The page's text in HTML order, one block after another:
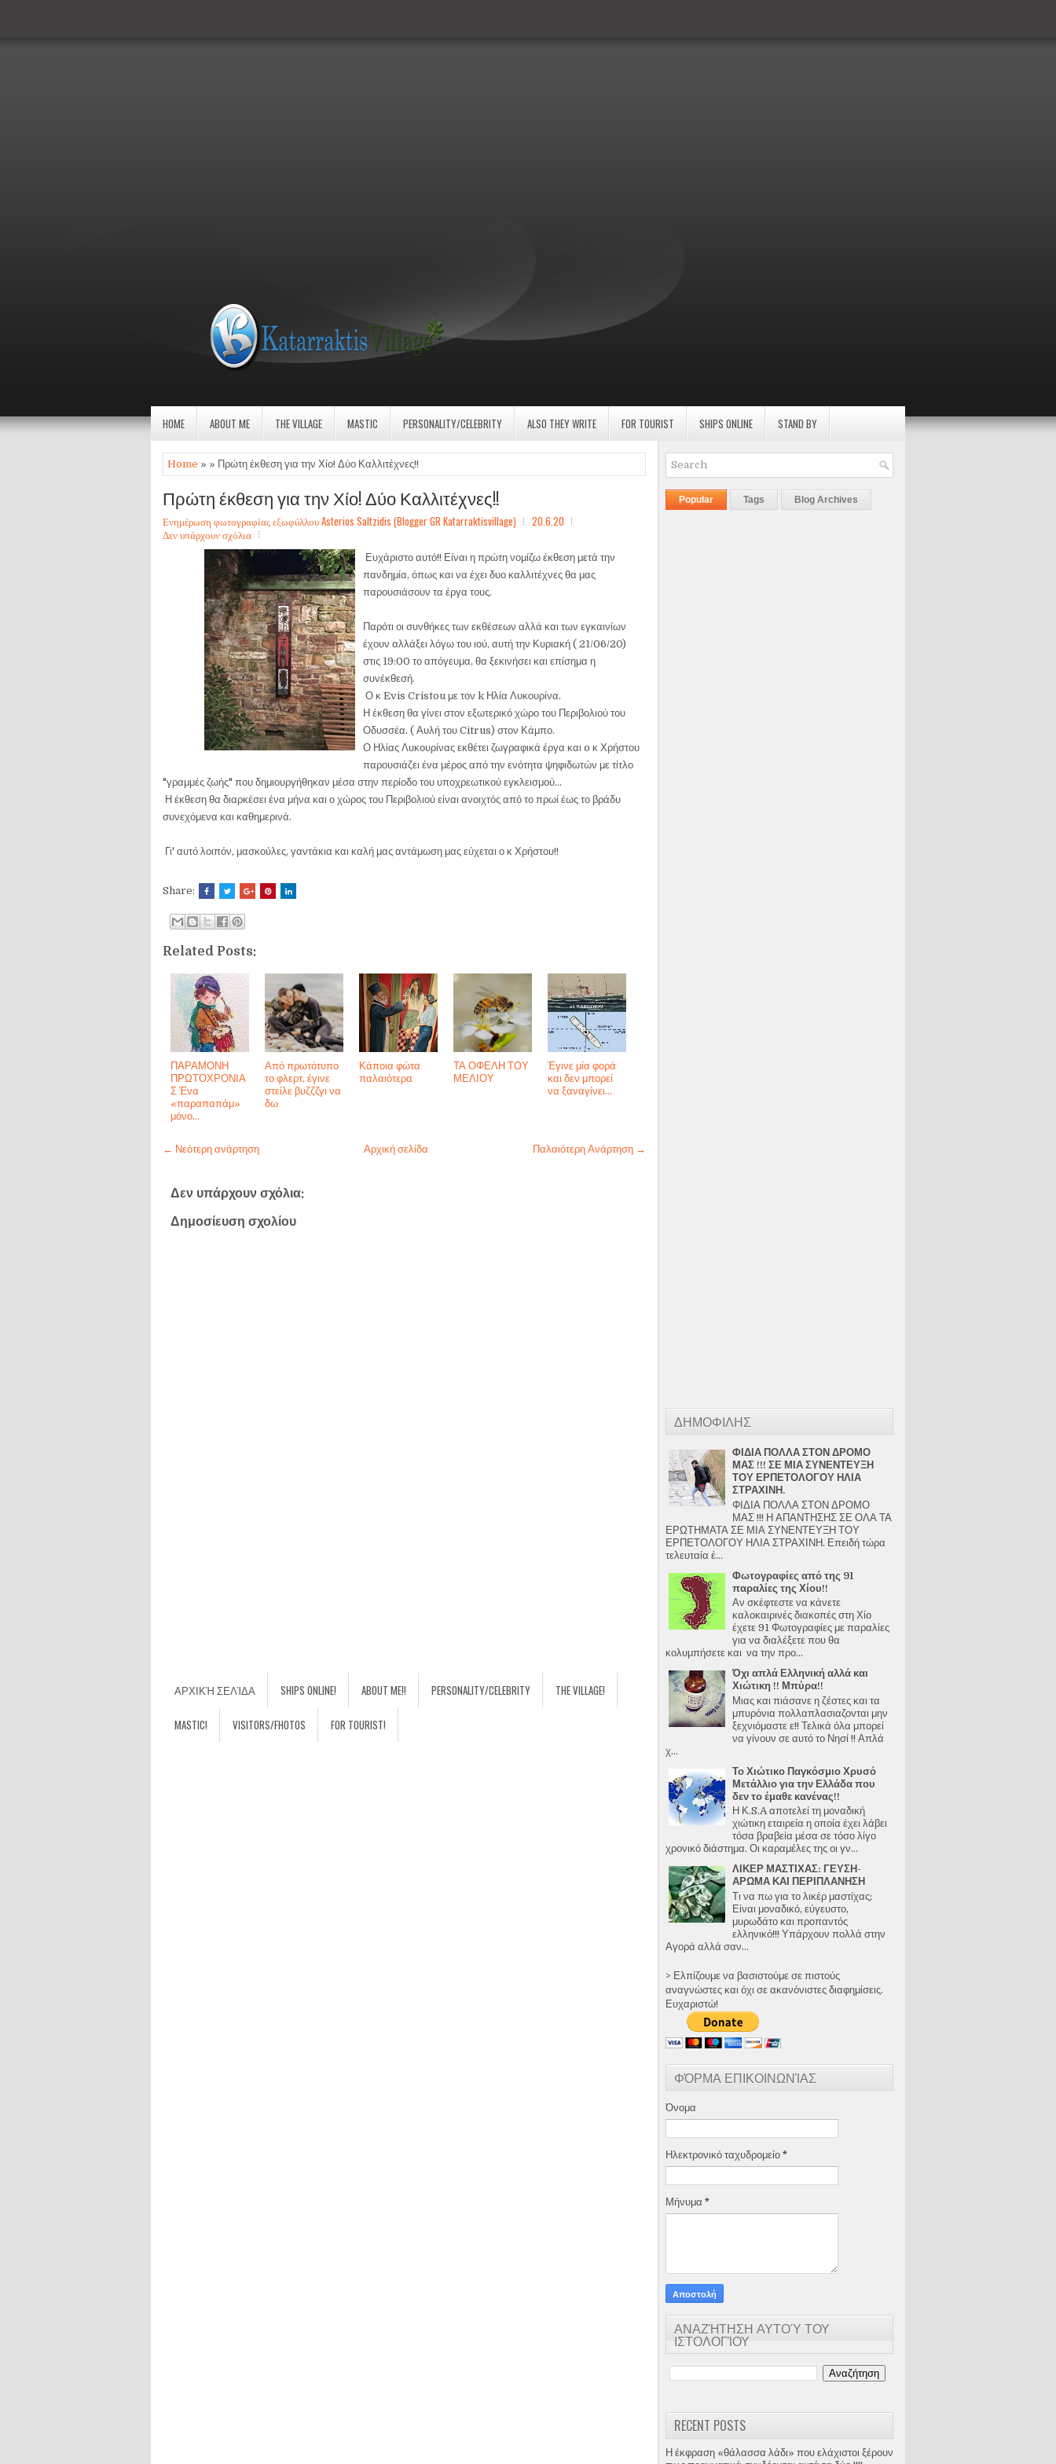
HOME ABOUT ME THE VILLAGE MASTIC PERSONALITY/CELEBRITY ALSO THEY WRITE FOR TOURIST SHIPS ONLINE STAND BY
Home » » Πρώτη έκθεση για την Χίο! Δύο Καλλιτέχνες!!
Πρώτη έκθεση για την Χίο! Δύο Καλλιτέχνες!!
Ενημέρωση φωτογραφίας εξωφύλλου Asterios Saltzidis (Blogger GR Katarraktisvillage)
20.6.20
Δεν υπάρχουν σχόλια
Ευχάριστο αυτό!! Είναι η πρώτη νομίζω έκθεση μετά την
πανδημία, όπως και να έχει δυο καλλιτέχνες θα μας
παρουσιάσουν τα έργα τους.
Παρότι οι συνθήκες των εκθέσεων αλλά και των εγκαινίων
έχουν αλλάξει λόγω του ιού, αυτή την Κυριακή ( 21/06/20)
στις 19:00 το απόγευμα, θα ξεκινήσει και επίσημα η
συνέκθεσή.
Ο κ Evis Cristou με τον k Ηλία Λυκουρίνα.
Η έκθεση θα γίνει στον εξωτερικό χώρο του Περιβολιού του
Οδυσσέα. ( Αυλή του Citrus) στον Κάμπο.
Ο Ηλίας Λυκουρίνας εκθέτει ζωγραφικά έργα και o κ Χρήστου
παρουσιάζει ένα μέρος από την ενότητα ψηφιδωτών με τίτλο
"γραμμές ζωής" που δημιουργήθηκαν μέσα στην περίοδο του υποχρεωτικού εγκλεισμού...
Η έκθεση θα διαρκέσει ένα μήνα και ο χώρος του Περιβολιού είναι ανοιχτός από το πρωί έως το βράδυ
συνεχόμενα και καθημερινά.
Γι' αυτό λοιπόν, μασκούλες, γαντάκια και καλή μας αντάμωση μας εύχεται ο κ Χρήστου!!
Share:
Related Posts:
ΠΑΡΑΜΟΝΗ
ΠΡΩΤΟΧΡΟΝΙΑ
Σ Ένα
«παραπαπάμ»
μόνο…
Από πρωτότυπο
το φλερτ, έγινε
στείλε βυζζζγι να
δω
Κάποια φώτα
παλαιότερα
ΤΑ ΟΦΕΛΗ ΤΟΥ
ΜΕΛΙΟΥ
Έγινε μία φορά
και δεν μπορεί
να ξαναγίνει...
← Νεότερη ανάρτηση Παλαιότερη Ανάρτηση →
Αρχική σελίδα
Δεν υπάρχουν σχόλια:
Δημοσίευση σχολίου
ΑΡΧΙΚΉ ΣΕΛΊΔΑ SHIPS ONLINE! ABOUT ME!! PERSONALITY/CELEBRITY THE VILLAGE!
MASTIC! VISITORS/FHOTOS FOR TOURIST!
Popular Tags Blog Archives
ΔΗΜΟΦΙΛΗΣ
ΦΙΔΙΑ ΠΟΛΛΑ ΣΤΟΝ ΔΡΟΜΟ
ΜΑΣ !!! ΣΕ ΜΙΑ ΣΥΝΕΝΤΕΥΞΗ
ΤΟΥ ΕΡΠΕΤΟΛΟΓΟΥ ΗΛΙΑ
ΣΤΡΑΧΙΝΗ.
ΦΙΔΙΑ ΠΟΛΛΑ ΣΤΟΝ ΔΡΟΜΟ
ΜΑΣ !!! Η ΑΠΑΝΤΗΣΗΣ ΣΕ ΟΛΑ ΤΑ
ΕΡΩΤΗΜΑΤΑ ΣΕ ΜΙΑ ΣΥΝΕΝΤΕΥΞΗ ΤΟΥ
ΕΡΠΕΤΟΛΟΓΟΥ ΗΛΙΑ ΣΤΡΑΧΙΝΗ. Επειδή τώρα
τελευταία έ...
Φωτογραφίες από της 91
παραλίες της Χίου!!
Αν σκέφτεστε να κάνετε
καλοκαιρινές διακοπές στη Χίο
έχετε 91 Φωτογραφίες με παραλίες
για να διαλέξετε που θα
κολυμπήσετε και να την προ...
Όχι απλά Ελληνική αλλά και
Χιώτικη !! Μπύρα!!
Μιας και πιάσανε η ζέστες και τα
μπυρόνια πολλαπλασιαζονται μην
ξεχνιόμαστε ε!! Τελικά όλα μπορεί
να γίνουν σε αυτό το Νησί !! Απλά
χ...
Το Χιώτικο Παγκόσμιο Χρυσό
Μετάλλιο για την Ελλάδα που
δεν το έμαθε κανένας!!
Η Κ.S.A αποτελεί τη μοναδική
χιώτικη εταιρεία η οποία έχει λάβει
τόσα βραβεία μέσα σε τόσο λίγο
χρονικό διάστημα. Οι καραμέλες της οι γν...
ΛΙΚΕΡ ΜΑΣΤΙΧΑΣ: ΓΕΥΣΗ-
ΑΡΩΜΑ ΚΑΙ ΠΕΡΙΠΛΑΝΗΣΗ
Τι να πω για το λικέρ μαστίχας;
Είναι μοναδικό, εύγευστο,
μυρωδάτο και προπαντός
ελληνικό!!! Υπάρχουν πολλά στην
Αγορά αλλά σαν...
> Ελπίζουμε να βασιστούμε σε πιστούς
αναγνώστες και όχι σε ακανόνιστες διαφημίσεις.
Ευχαριστώ!
ΦΌΡΜΑ ΕΠΙΚΟΙΝΩΝΊΑΣ
Όνομα
Ηλεκτρονικό ταχυδρομείο *
Μήνυμα *
ΑΝΑΖΉΤΗΣΗ ΑΥΤΟΎ ΤΟΥ
ΙΣΤΟΛΟΓΊΟΥ
RECENT POSTS
Η έκφραση «θάλασσα λάδι» που ελάχιστοι ξέρουν